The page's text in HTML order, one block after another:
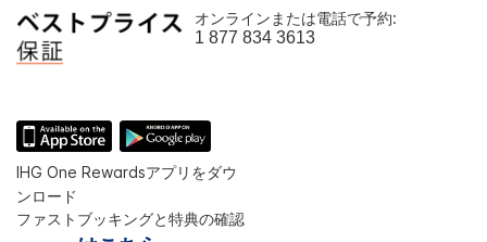
オンラインまたは電話で予約:
1 877 834 3613
IHG One Rewardsアプリをダウ
ンロード
ファストブッキングと特典の確認